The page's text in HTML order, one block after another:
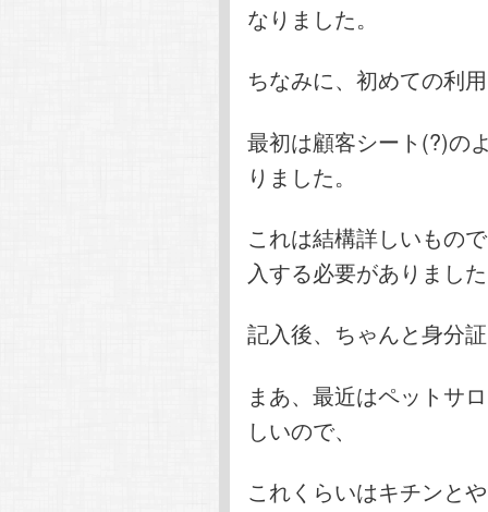
なりました。
ちなみに、初めての利
最初は顧客シート(?)の
りました。
これは結構詳しいもの
入する必要がありまし
記入後、ちゃんと身分
まあ、最近はペットサ
しいので、
これくらいはキチンと